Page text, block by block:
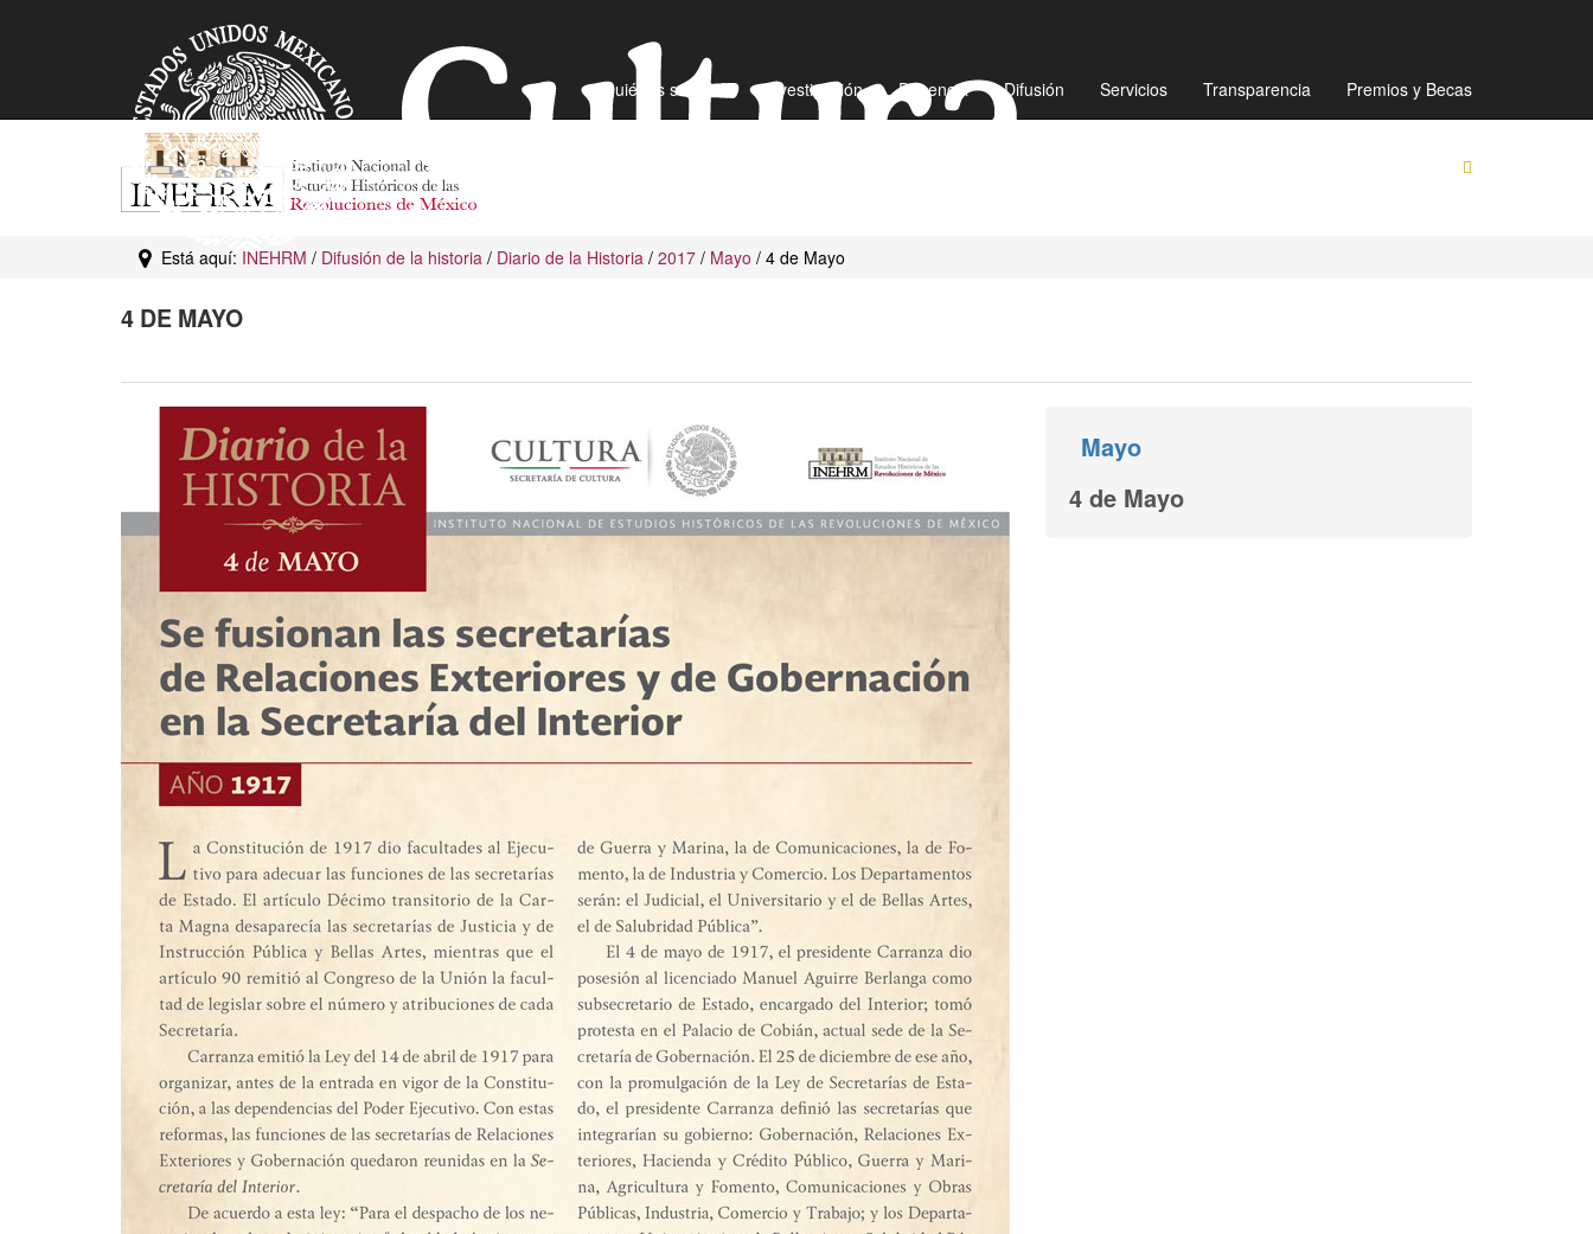
¿Quiénes somos? Investigación Docencia Difusión Servicios Transparencia Premios y Becas
Mapa de sitio Directorio Preguntas Frecuentes
Está aquí: INEHRM / Difusión de la historia / Diario de la Historia / 2017 / Mayo / 4 de Mayo
4 DE MAYO
Mayo
4 de Mayo